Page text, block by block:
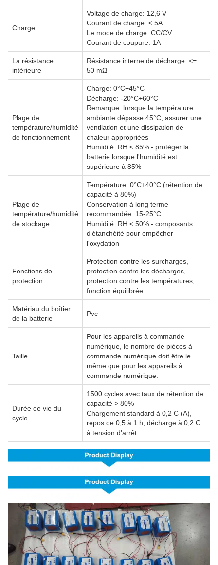
Charge
Voltage de charge: 12,6 V
Courant de charge: < 5A
Le mode de charge: CC/CV
Courant de coupure: 1A
La résistance
intérieure
Résistance interne de décharge: <=
50 mΩ
Plage de
température/humidité
de fonctionnement
Charge: 0°C+45°C
Décharge: -20°C+60°C
Remarque: lorsque la température
ambiante dépasse 45°C, assurer une
ventilation et une dissipation de
chaleur appropriées
Humidité: RH < 85% - protéger la
batterie lorsque l'humidité est
supérieure à 85%
Plage de
température/humidité
de stockage
Température: 0°C+40°C (rétention de
capacité à 80%)
Conservation à long terme
recommandée: 15-25°C
Humidité: RH < 50% - composants
d'étanchéité pour empêcher
l'oxydation
Fonctions de
protection
Protection contre les surcharges,
protection contre les décharges,
protection contre les températures,
fonction équilibrée
Matériau du boîtier
de la batterie
Pvc
Taille
Pour les appareils à commande
numérique, le nombre de pièces à
commande numérique doit être le
même que pour les appareils à
commande numérique.
Durée de vie du
cycle
1500 cycles avec taux de rétention de
capacité > 80%
Chargement standard à 0,2 C (A),
repos de 0,5 à 1 h, décharge à 0,2 C
à tension d'arrêt